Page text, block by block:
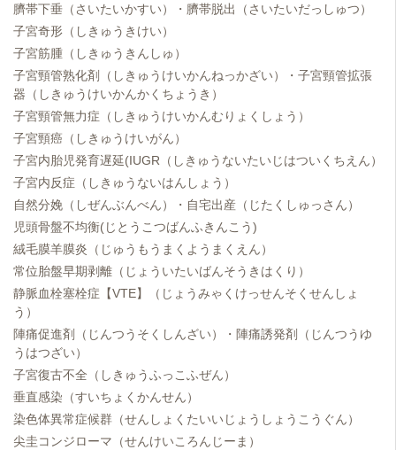
臍帯下垂（さいたいかすい）・臍帯脱出（さいたいだっしゅつ）
子宮奇形（しきゅうきけい）
子宮筋腫（しきゅうきんしゅ）
子宮頸管熟化剤（しきゅうけいかんねっかざい）・子宮頸管拡張
器（しきゅうけいかんかくちょうき）
子宮頸管無力症（しきゅうけいかんむりょくしょう）
子宮頸癌（しきゅうけいがん）
子宮内胎児発育遅延(IUGR（しきゅうないたいじはついくちえん）
子宮内反症（しきゅうないはんしょう）
自然分娩（しぜんぶんべん）・自宅出産（じたくしゅっさん）
児頭骨盤不均衡(じとうこつばんふきんこう)
絨毛膜羊膜炎（じゅうもうまくようまくえん）
常位胎盤早期剥離（じょういたいばんそうきはくり）
静脈血栓塞栓症【VTE】（じょうみゃくけっせんそくせんしょ
う）
陣痛促進剤（じんつうそくしんざい）・陣痛誘発剤（じんつうゆ
うはつざい）
子宮復古不全（しきゅうふっこふぜん）
垂直感染（すいちょくかんせん）
染色体異常症候群（せんしょくたいいじょうしょうこうぐん）
尖圭コンジローマ（せんけいころんじーま）